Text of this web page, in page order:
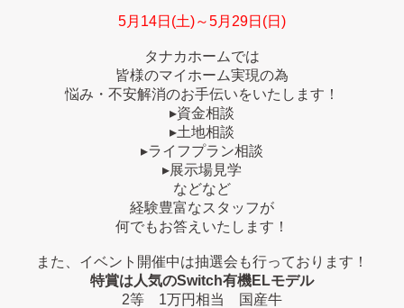
5月14日(土)～5月29日(日)
タナカホームでは
皆様のマイホーム実現の為
悩み・不安解消のお手伝いをいたします！
▸資金相談
▸土地相談
▸ライフプラン相談
▸展示場見学
などなど
経験豊富なスタッフが
何でもお答えいたします！
また、イベント開催中は抽選会も行っております！
特賞は人気のSwitch有機ELモデル
2等 1万円相当 国産牛